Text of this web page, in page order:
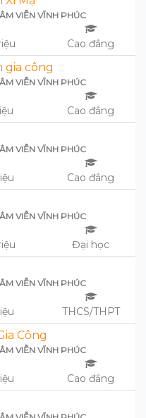
VIỄN VĨNH PHÚC
Cao đẳng
gia công
VIỄN VĨNH PHÚC
Cao đẳng
VIỄN VĨNH PHÚC
Cao đẳng
VIỄN VĨNH PHÚC
Đại học
VIỄN VĨNH PHÚC
THCS/THPT
Công
VIỄN VĨNH PHÚC
Cao đẳng